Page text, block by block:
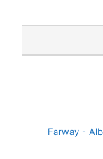
Farway -